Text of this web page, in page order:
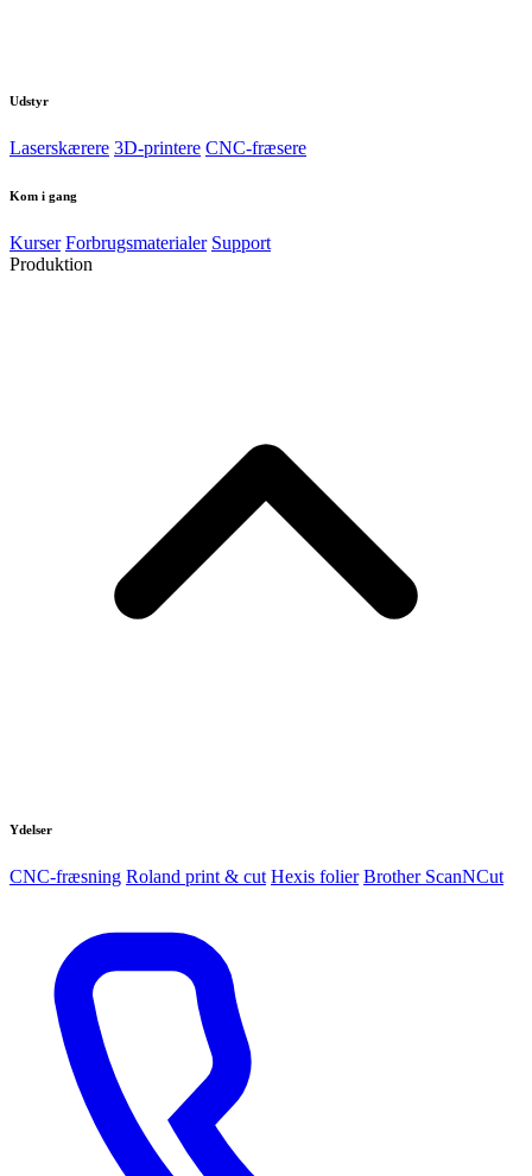
Udstyr
Laserskærere 3D-printere CNC-fræsere
Kom i gang
Kurser Forbrugsmaterialer Support
Produktion
Ydelser
CNC-fræsning Roland print & cut Hexis folier Brother ScanNCut